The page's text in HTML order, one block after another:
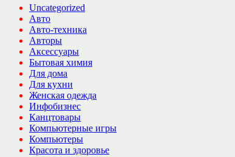
Uncategorized
Авто
Авто-техника
Авторы
Аксессуары
Бытовая химия
Для дома
Для кухни
Женская одежда
Инфобизнес
Канцтовары
Компьютерные игры
Компьютеры
Красота и здоровье